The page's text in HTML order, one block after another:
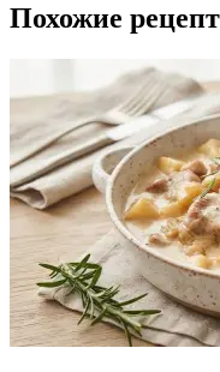
Похожие